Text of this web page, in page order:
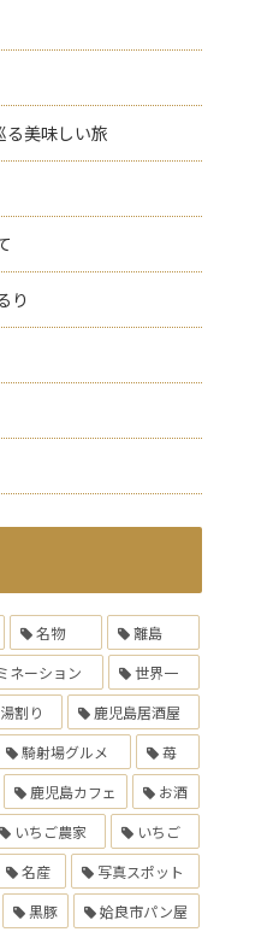
美味しい旅
り
名物
離島
ネーション
世界一
割り
鹿児島居酒屋
騎射場グルメ
苺
鹿児島カフェ
お酒
いちご農家
いちご
名産
写真スポット
黒豚
姶良市パン屋